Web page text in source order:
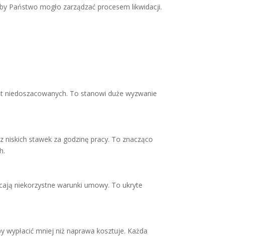
Państwo mogło zarządzać procesem likwidacji.
niedoszacowanych. To stanowi duże wyzwanie
stawek za godzinę pracy. To znacząco
niekorzystne warunki umowy. To ukryte
wypłacić mniej niż naprawa kosztuje. Każda